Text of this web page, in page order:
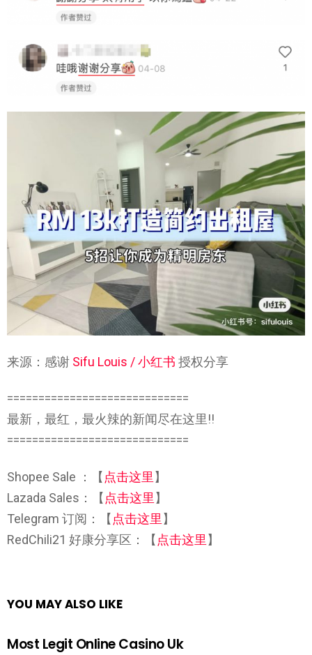
来源：感谢 Sifu Louis / 小红书 授权分享
=============================
最新，最红，最火辣的新闻尽在这里!!
=============================
Shopee Sale ：【 点击这里 】
Lazada Sales：【 点击这里 】
Telegram 订阅：【 点击这里 】
RedChili21 好康分享区：【 点击这里 】
YOU MAY ALSO LIKE
Most Legit Online Casino Uk